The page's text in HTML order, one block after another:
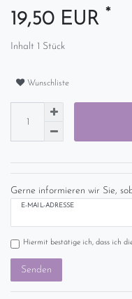
19,50 EUR *
Inhalt 1 Stück
Wunschliste
Gerne informieren wir Sie,
E-MAIL-ADRESSE
Hiermit bestätige ich, dass ich
Senden